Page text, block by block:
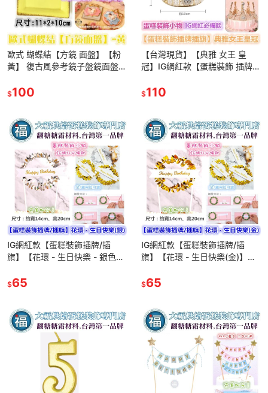
歐式 蝴蝶結【方鏡 面盤】【粉
黃】 復古風參考鏡子盤鏡面盤英
糕架婚禮布置惠爾通蛋白粉
$100
【台灣現貨】【典雅 女王 皇
冠】IG網紅款【蛋糕裝飾 插牌/
小物杯子吸管裝飾拍照
$110
IG網紅款【蛋糕裝飾插牌/插
旗】【花環 - 生日快樂 - 銀色】
管裝飾拍照下午茶惠爾通蛋白粉
$65
IG網紅款【蛋糕裝飾插牌/插
旗】【花環 - 生日快樂(金)】適
裝飾拍照下午茶惠爾通蛋白粉
$65